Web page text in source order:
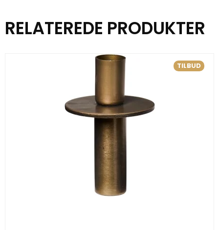
RELATEREDE PRODUKTER
TILBUD